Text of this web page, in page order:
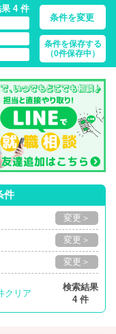
4 件
条件を変更
条件を保存する
（0件保存中）
援ナース・派遣の
件
変更＞
変更＞
変更＞
クリア
検索結果
4 件